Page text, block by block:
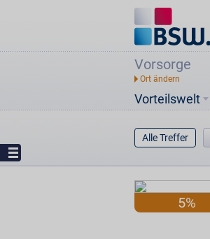
Vorsorge
Vorteilswelt
Alle Treffer
5%